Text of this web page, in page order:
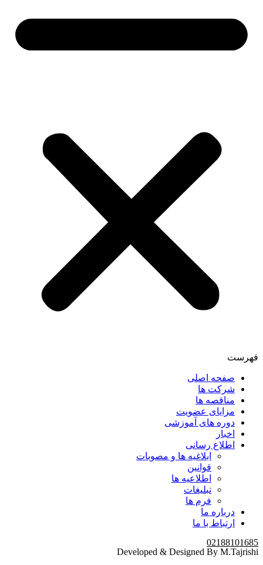
فهرست
صفحه اصلی
شرکت ها
مناقصه ها
مزایای عضویت
دوره های آموزشی
اخبار
اطلاع رسانی
ابلاغیه ها و مصوبات
قوانین
اطلاعیه ها
تبلیغات
فرم ها
درباره ما
ارتباط با ما
02188101685
Developed & Designed By M.Tajrishi